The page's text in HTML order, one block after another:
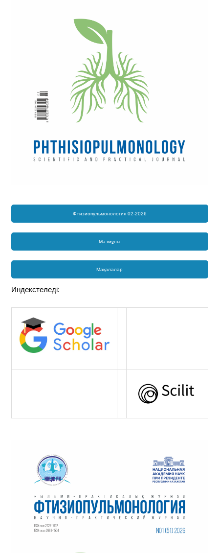
Фтизиопульмонология 02-2026
Мазмұны
Мақалалар
Индекстеледі: